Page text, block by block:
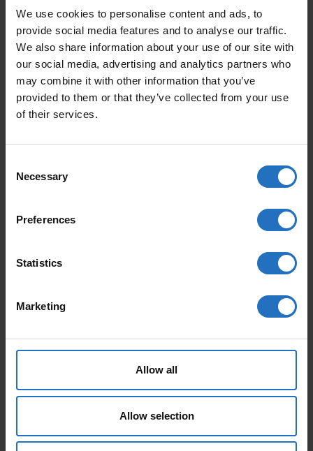
We use cookies to personalise content and ads, to
provide social media features and to analyse our traffic.
We also share information about your use of our site with
our social media, advertising and analytics partners who
may combine it with other information that you’ve
provided to them or that they’ve collected from your use
of their services.
Selection
Necessary
Preferences
Statistics
Marketing
Allow all
Allow selection
MENGE
TEPPICH RAE - DESIGN ELINA HELENIUS
QUANTITY
IN DEN WARENKORB
Ab 165 €
Auslieferung in 10-15 Arbeitstage
Auslieferung in 10-15 Arbeitstage